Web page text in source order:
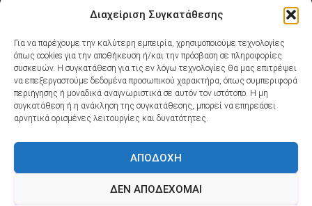
Διαχείριση Συγκατάθεσης
Για να παρέχουμε την καλύτερη εμπειρία, χρησιμοποιούμε τεχνολογίες
όπως cookies για την αποθήκευση ή/και την πρόσβαση σε πληροφορίες
συσκευών. Η συγκατάθεση για τις εν λόγω τεχνολογίες θα μας επιτρέψει
να επεξεργαστούμε δεδομένα προσωπικού χαρακτήρα, όπως συμπεριφορά
περιήγησης ή μοναδικά αναγνωριστικά σε αυτόν τον ιστότοπο. Η μη
συγκατάθεση ή η ανάκληση της συγκατάθεσης, μπορεί να επηρεάσει
αρνητικά ορισμένες λειτουργίες και δυνατότητες.
ΑΠΟΔΟΧΉ
ΔΕΝ ΑΠΟΔΈΧΟΜΑΙ
YOUTUBE TIKTOK FACEBOOK INSTAGRAM Ακολουθήστε μας:
YOUTUBE TIKTOK FACEBOOK INSTAGRAM